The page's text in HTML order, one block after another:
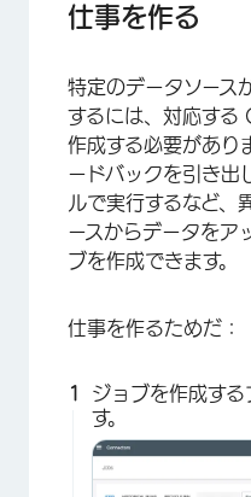
仕事を作る
特定のデータソース
するには、対応す
作成する必要があり
ードバックを引き出
ルで実行するなど、
ースからデータをア
ブを作成できます。
仕事を作るためだ：
ジョブを作成す
す。